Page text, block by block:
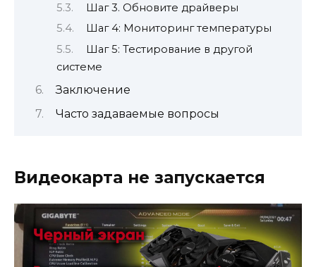
Шаг 3. Обновите драйверы
Шаг 4: Мониторинг температуры
Шаг 5: Тестирование в другой
системе
Заключение
Часто задаваемые вопросы
Видеокарта не запускается